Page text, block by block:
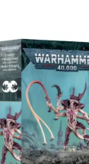
Le
prix
initial
34,50 €.
prix
est :